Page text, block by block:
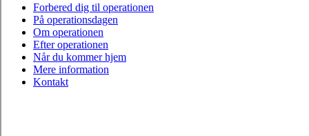
Forbered dig til operationen
På operationsdagen
Om operationen
Efter operationen
Når du kommer hjem
Mere information
Kontakt